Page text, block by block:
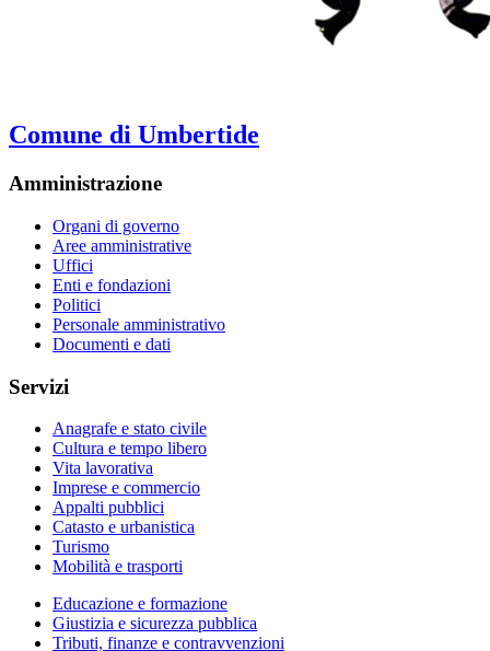
Comune di Umbertide
Amministrazione
Organi di governo
Aree amministrative
Uffici
Enti e fondazioni
Politici
Personale amministrativo
Documenti e dati
Servizi
Anagrafe e stato civile
Cultura e tempo libero
Vita lavorativa
Imprese e commercio
Appalti pubblici
Catasto e urbanistica
Turismo
Mobilità e trasporti
Educazione e formazione
Giustizia e sicurezza pubblica
Tributi, finanze e contravvenzioni